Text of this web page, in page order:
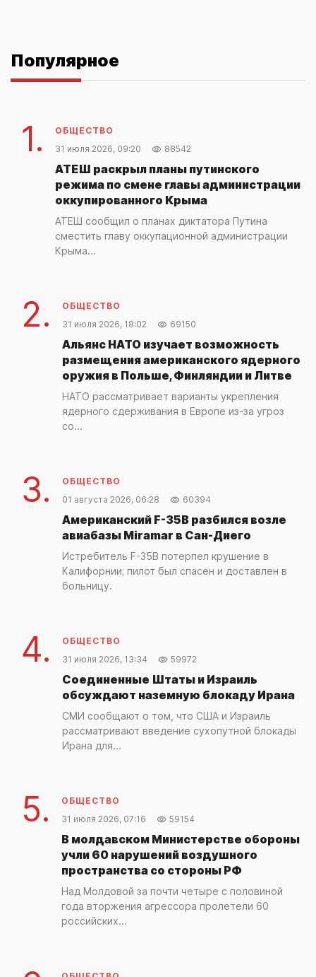
Популярное
1.
ОБЩЕСТВО
31 июля 2026, 09:20
88542
АТЕШ раскрыл планы путинского
режима по смене главы администрации
оккупированного Крыма
АТЕШ сообщил о планах диктатора Путина
сместить главу оккупационной администрации
Крыма...
2.
ОБЩЕСТВО
31 июля 2026, 18:02
69150
Альянс НАТО изучает возможность
размещения американского ядерного
оружия в Польше, Финляндии и Литве
НАТО рассматривает варианты укрепления
ядерного сдерживания в Европе из-за угроз
со...
3.
ОБЩЕСТВО
01 августа 2026, 06:28
60394
Американский F-35B разбился возле
авиабазы Miramar в Сан-Диего
Истребитель F-35B потерпел крушение в
Калифорнии; пилот был спасен и доставлен в
больницу.
4.
ОБЩЕСТВО
31 июля 2026, 13:34
59972
Соединенные Штаты и Израиль
обсуждают наземную блокаду Ирана
СМИ сообщают о том, что США и Израиль
рассматривают введение сухопутной блокады
Ирана для...
5.
ОБЩЕСТВО
31 июля 2026, 07:16
59154
В молдавском Министерстве обороны
учли 60 нарушений воздушного
пространства со стороны РФ
Над Молдовой за почти четыре с половиной
года вторжения агрессора пролетели 60
российских...